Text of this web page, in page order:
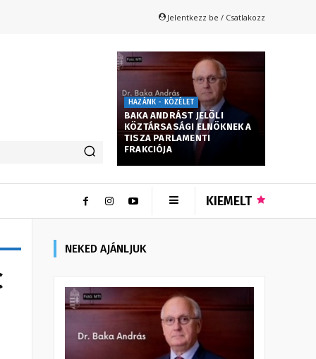
Jelentkezz be / Csatlakozz
HAZÁNK - KÖZÉLET
BAKA ANDRÁST JELÖLI
KÖZTÁRSASÁGI ELNÖKNEK A
TISZA PARLAMENTI
FRAKCIÓJA
KIEMELT
NEKED AJÁNLJUK